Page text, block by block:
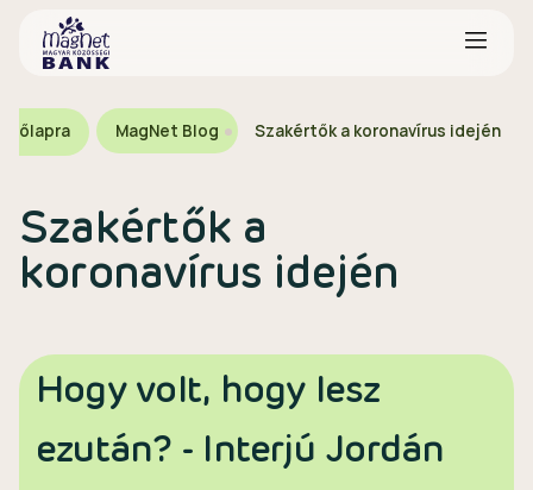
MagNet Blog Szakértők a koronavírus idején
Szakértők a
koronavírus idején
Hogy volt, hogy lesz
ezután? - Interjú Jordán